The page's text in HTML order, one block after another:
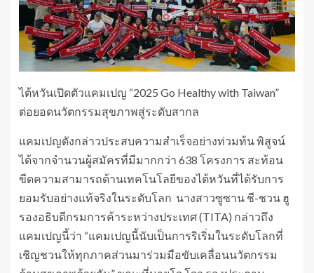
ไต้หวันเปิดตัวแคมเปญ “2025 Go Healthy with Taiwan”
ต่อยอดนวัตกรรมสุขภาพสู่ระดับสากล
แคมเปญดังกล่าวประสบความสำเร็จอย่างท่วมท้น พิสูจน์
ได้จากจำนวนผู้สมัครที่มีมากกว่า 638 โครงการ สะท้อน
ขีดความสามารถด้านเทคโนโลยีของไต้หวันที่ได้รับการ
ยอมรับอย่างแท้จริงในระดับโลก นางสาวซูซาน ชี-ชวน ฮู
รองอธิบดีกรมการค้าระหว่างประเทศ (TITA) กล่าวถึง
แคมเปญนี้ว่า “แคมเปญนี้นับเป็นการริเริ่มในระดับโลกที่
เชิญชวนให้ทุกภาคส่วนมาร่วมมือขับเคลื่อนนวัตกรรม